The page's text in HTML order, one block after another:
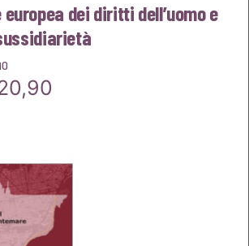
europea dei diritti dell’uomo e
è:
€20,90.